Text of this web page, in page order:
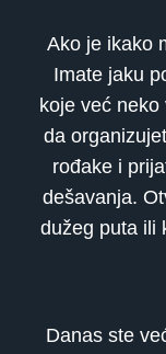
Ako je ikako
Imate jaku
koje već
da
rođake i
dešavanja.
dužeg puta ili
Danas ste